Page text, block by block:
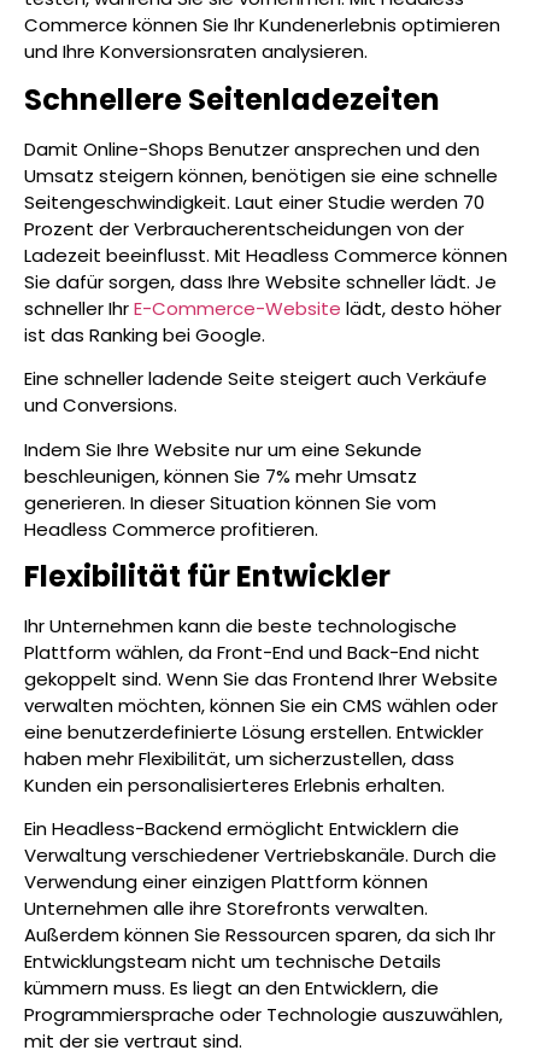
Commerce können Sie Ihr Kundenerlebnis optimieren
und Ihre Konversionsraten analysieren.
Schnellere Seitenladezeiten
Damit Online-Shops Benutzer ansprechen und den
Umsatz steigern können, benötigen sie eine schnelle
Seitengeschwindigkeit. Laut einer Studie werden 70
Prozent der Verbraucherentscheidungen von der
Ladezeit beeinflusst. Mit Headless Commerce können
Sie dafür sorgen, dass Ihre Website schneller lädt. Je
schneller IhrE-Commerce-Website lädt, desto höher
ist das Ranking bei Google.
Eine schneller ladende Seite steigert auch Verkäufe
und Conversions.
Indem Sie Ihre Website nur um eine Sekunde
beschleunigen, können Sie 7% mehr Umsatz
generieren. In dieser Situation können Sie vom
Headless Commerce profitieren.
Flexibilität für Entwickler
Ihr Unternehmen kann die beste technologische
Plattform wählen, da Front-End und Back-End nicht
gekoppelt sind. Wenn Sie das Frontend Ihrer Website
verwalten möchten, können Sie ein CMS wählen oder
eine benutzerdefinierte Lösung erstellen. Entwickler
haben mehr Flexibilität, um sicherzustellen, dass
Kunden ein personalisierteres Erlebnis erhalten.
Ein Headless-Backend ermöglicht Entwicklern die
Verwaltung verschiedener Vertriebskanäle. Durch die
Verwendung einer einzigen Plattform können
Unternehmen alle ihre Storefronts verwalten.
Außerdem können Sie Ressourcen sparen, da sich Ihr
Entwicklungsteam nicht um technische Details
kümmern muss. Es liegt an den Entwicklern, die
Programmiersprache oder Technologie auszuwählen,
mit der sie vertraut sind.